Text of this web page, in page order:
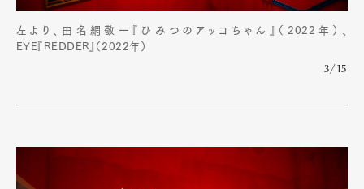
左より、田名網敬一『ひみつのアッコちゃん』（2022年）、
EYE『REDDER』（2022年）
3/15